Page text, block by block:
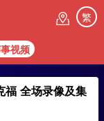
繁
视频
福 全场录像及集